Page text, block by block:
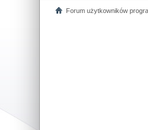
Forum użytkowników